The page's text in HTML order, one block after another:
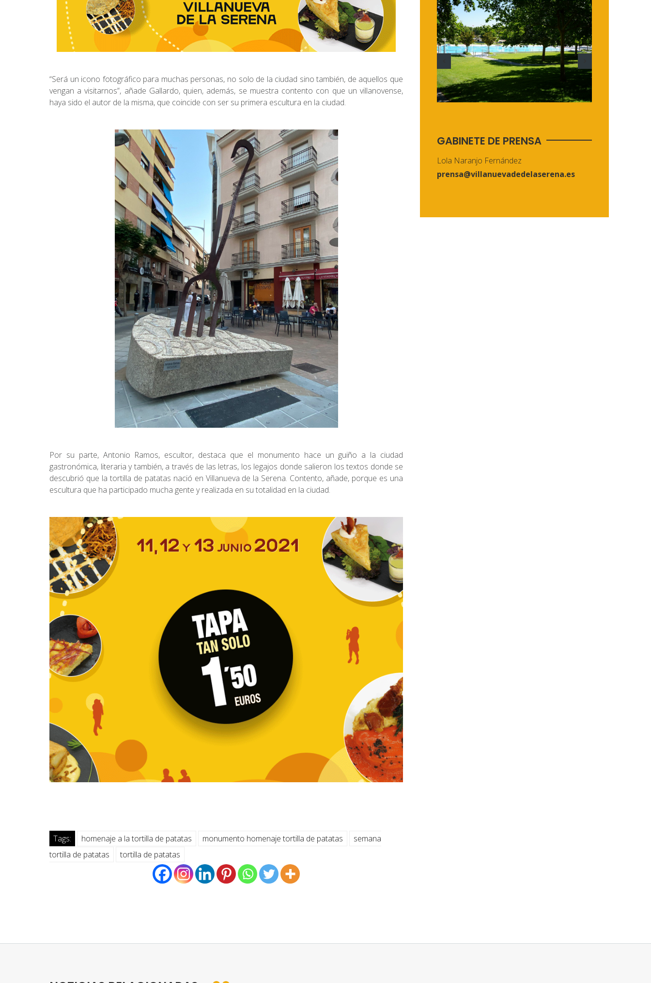
“Será un icono fotográfico para muchas personas, no solo de la ciudad sino también, de aquellos que
vengan a visitarnos”, añade Gallardo, quien, además, se muestra contento con que un villanovense,
haya sido el autor de la misma, que coincide con ser su primera escultura en la ciudad.
Por su parte, Antonio Ramos, escultor, destaca que el monumento hace un guiño a la ciudad
gastronómica, literaria y también, a través de las letras, los legajos donde salieron los textos donde se
descubrió que la tortilla de patatas nació en Villanueva de la Serena. Contento, añade, porque es una
escultura que ha participado mucha gente y realizada en su totalidad en la ciudad.
Tags: homenaje a la tortilla de patatas monumento homenaje tortilla de patatas
semana
tortilla de patatas
tortilla de patatas
GABINETE DE PRENSA
Lola Naranjo Fernández
prensa@villanuevadedelaserena.es